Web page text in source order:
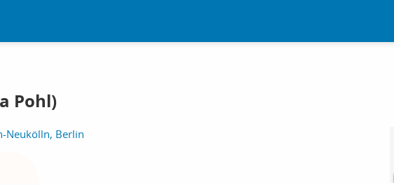
Pohl)
Neukölln, Berlin